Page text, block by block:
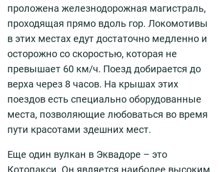
проложена железнодорожная магистраль,
проходящая прямо вдоль гор. Локомотивы
в этих местах едут достаточно медленно и
осторожно со скоростью, которая не
превышает 60 км/ч. Поезд добирается до
верха через 8 часов. На крышах этих
поездов есть специально оборудованные
места, позволяющие любоваться во время
пути красотами здешних мест.
Еще один вулкан в Эквадоре – это